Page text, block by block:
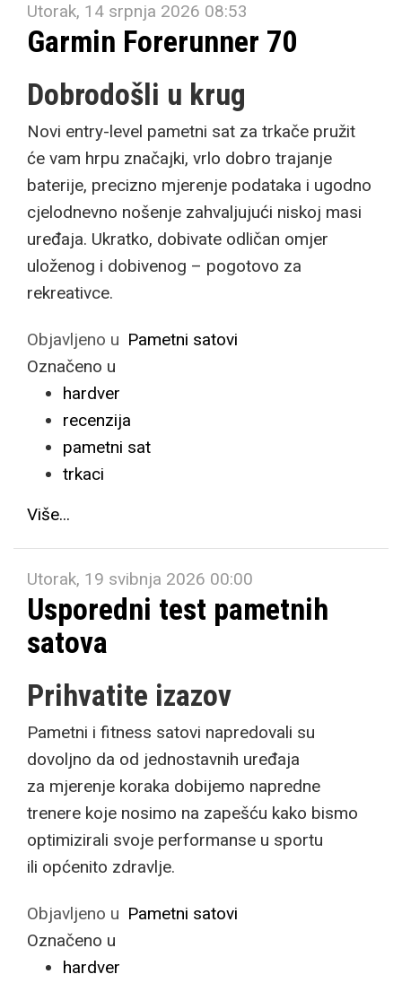
Utorak, 14 srpnja 2026 08:53
Garmin Forerunner 70
Dobrodošli u krug
Novi entry-level pametni sat za trkače pružit
će vam hrpu značajki, vrlo dobro trajanje
baterije, precizno mjerenje podataka i ugodno
cjelodnevno nošenje zahvaljujući niskoj masi
uređaja. Ukratko, dobivate odličan omjer
uloženog i dobivenog – pogotovo za
rekreativce.
Objavljeno u Pametni satovi
Označeno u
hardver
recenzija
pametni sat
trkaci
Više...
Utorak, 19 svibnja 2026 00:00
Usporedni test pametnih
satova
Prihvatite izazov
Pametni i fitness satovi napredovali su
dovoljno da od jednostavnih uređaja
za mjerenje koraka dobijemo napredne
trenere koje nosimo na zapešću kako bismo
optimizirali svoje performanse u sportu
ili općenito zdravlje.
Objavljeno u Pametni satovi
Označeno u
hardver